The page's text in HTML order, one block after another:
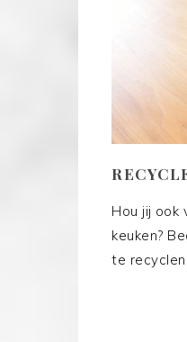
Hou jij ook
keuken?
te recyclen!